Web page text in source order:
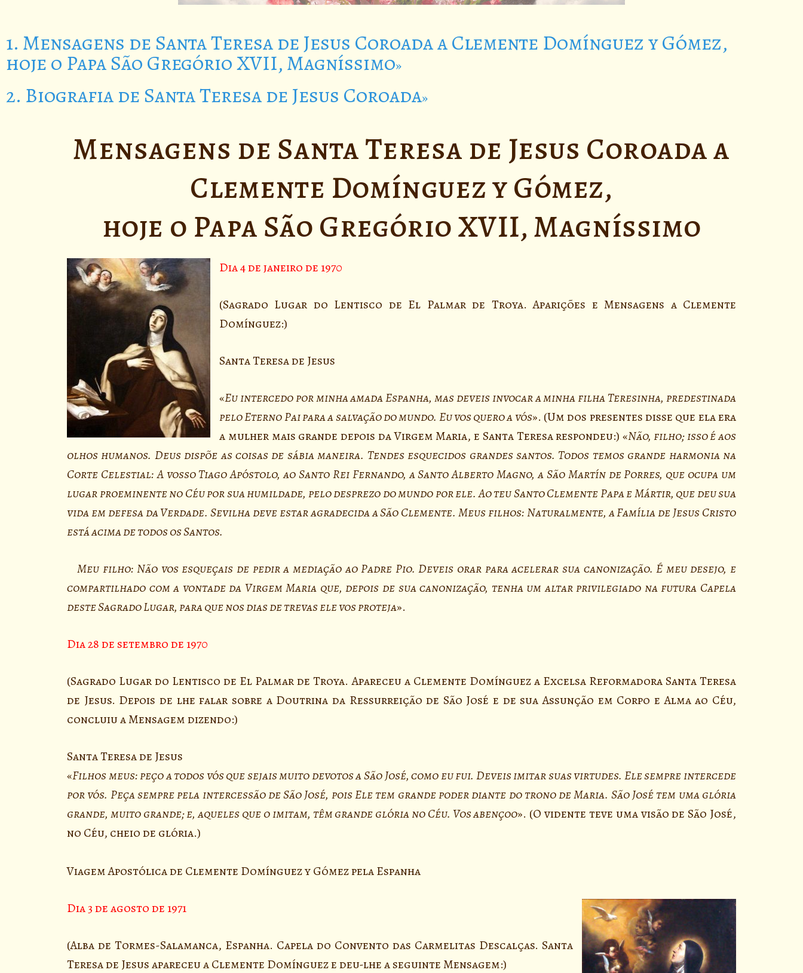
1. Mensagens de Santa Teresa de Jesus Coroada a Clemente Domínguez y Gómez,
hoje o Papa São Gregório XVII, Magníssimo
2. Biografia de Santa Teresa de Jesus Coroada
Mensagens de Santa Teresa de Jesus Coroada a
Clemente Domínguez y Gómez,
hoje o Papa São Gregório XVII, Magníssimo
Dia 4 de janeiro de 1970
(Sagrado Lugar do Lentisco de El Palmar de Troya. Aparições e Mensagens a Clemente
Domínguez:)
Santa Teresa de Jesus
«Eu intercedo por minha amada Espanha, mas deveis invocar a minha filha Teresinha, predestinada
pelo Eterno Pai para a salvação do mundo. Eu vos quero a vós». (Um dos presentes disse que ela era
a mulher mais grande depois da Virgem Maria, e Santa Teresa respondeu:) «Não, filho; isso é aos
olhos humanos. Deus dispõe as coisas de sábia maneira. Tendes esquecidos grandes santos. Todos temos grande harmonia na
Corte Celestial: A vosso Tiago Apóstolo, ao Santo Rei Fernando, a Santo Alberto Magno, a São Martín de Porres, que ocupa um
lugar proeminente no Céu por sua humildade, pelo desprezo do mundo por ele. Ao teu Santo Clemente Papa e Mártir, que deu sua
vida em defesa da Verdade. Sevilha deve estar agradecida a São Clemente. Meus filhos: Naturalmente, a Família de Jesus Cristo
está acima de todos os Santos.
Meu filho: Não vos esqueçais de pedir a mediação ao Padre Pio. Deveis orar para acelerar sua canonização. É meu desejo, e
compartilhado com a vontade da Virgem Maria que, depois de sua canonização, tenha um altar privilegiado na futura Capela
deste Sagrado Lugar, para que nos dias de trevas ele vos proteja».
Dia 28 de setembro de 1970
(Sagrado Lugar do Lentisco de El Palmar de Troya. Apareceu a Clemente Domínguez a Excelsa Reformadora Santa Teresa
de Jesus. Depois de lhe falar sobre a Doutrina da Ressurreição de São José e de sua Assunção em Corpo e Alma ao Céu,
concluiu a Mensagem dizendo:)
Santa Teresa de Jesus
«Filhos meus: peço a todos vós que sejais muito devotos a São José, como eu fui. Deveis imitar suas virtudes. Ele sempre intercede
por vós. Peça sempre pela intercessão de São José, pois Ele tem grande poder diante do trono de Maria. São José tem uma glória
grande, muito grande; e, aqueles que o imitam, têm grande glória no Céu. Vos abençoo». (O vidente teve uma visão de São José,
no Céu, cheio de glória.)
Viagem Apostólica de Clemente Domínguez y Gómez pela Espanha
Dia 3 de agosto de 1971
(Alba de Tormes-Salamanca, Espanha. Capela do Convento das Carmelitas Descalças. Santa
Teresa de Jesus apareceu a Clemente Domínguez e deu-lhe a seguinte Mensagem:)